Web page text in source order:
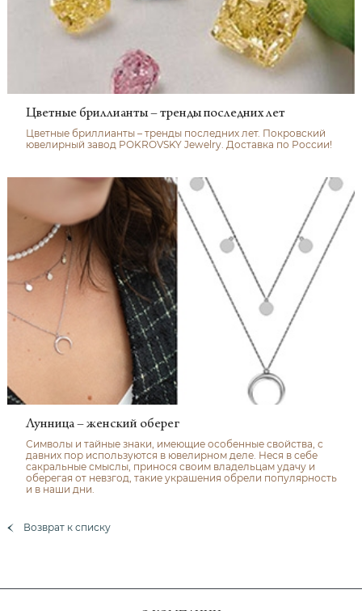
Цветные бриллианты – тренды последних лет
Цветные бриллианты – тренды последних лет. Покровский
ювелирный завод POKROVSKY Jewelry. Доставка по России!
Лунница – женский оберег
Символы и тайные знаки, имеющие особенные свойства, с
давних пор используются в ювелирном деле. Неся в себе
сакральные смыслы, принося своим владельцам удачу и
оберегая от невзгод, такие украшения обрели популярность
и в наши дни.
Возврат к списку